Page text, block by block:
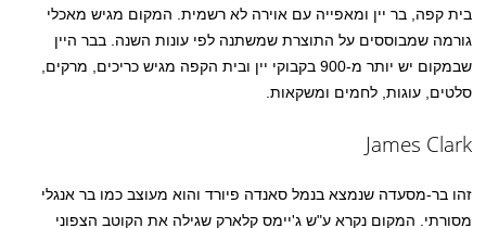
בית קפה, בר יין ומאפייה עם אוירה לא רשמית. המקום מגיש מאכלי
גורמה שמבוססים על התוצרת שמשתנה לפי עונות השנה. בבר היין
שבמקום יש יותר מ-900 בקבוקי יין ובית הקפה מגיש כריכים, מרקים,
סלטים, עוגות, לחמים ומשקאות.
James Clark
זהו בר-מסעדה שנמצא בנמל סאנדה פיורד והוא מעוצב כמו בר אנגלי
מסורתי. המקום נקרא ע"ש ג'יימס קלארק שגילה את הקוטב הצפוני